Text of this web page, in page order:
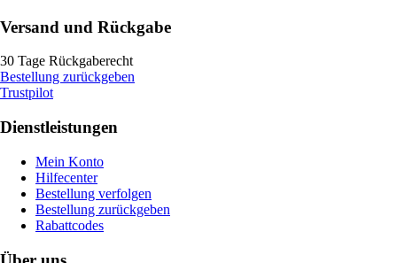
Versand und Rückgabe
30 Tage Rückgaberecht
Bestellung zurückgeben
Trustpilot
Dienstleistungen
Mein Konto
Hilfecenter
Bestellung verfolgen
Bestellung zurückgeben
Rabattcodes